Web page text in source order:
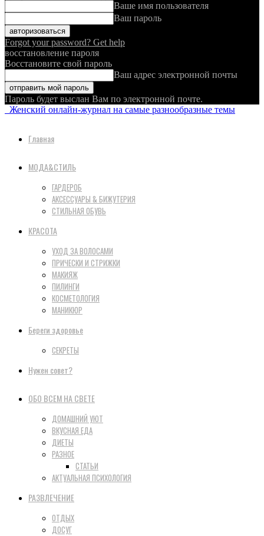
Ваше имя пользователя
Ваш пароль
Forgot your password? Get help
восстановление пароля
Восстановите свой пароль
Ваш адрес электронной почты
Пароль будет выслан Вам по электронной почте.
Женский онлайн-журнал на самые разнообразные темы
Главная
МОДА&СТИЛЬ
ГАРДЕРОБ
АКСЕССУАРЫ & БИЖУТЕРИЯ
СТИЛЬНАЯ ОБУВЬ
КРАСОТА
УХОД ЗА ВОЛОСАМИ
ПРИЧЕСКИ И СТРИЖКИ
МАКИЯЖ
ПИЛИНГИ
КОСМЕТОЛОГИЯ
МАНИКЮР
Береги здоровье
СЕКРЕТЫ
Нужен совет?
ОБО ВСЕМ НА СВЕТЕ
ДОМАШНИЙ УЮТ
ВКУСНАЯ ЕДА
ДИЕТЫ
РАЗНОЕ
СТАТЬИ
АКТУАЛЬНАЯ ПСИХОЛОГИЯ
РАЗВЛЕЧЕНИЕ
ОТДЫХ
ДОСУГ